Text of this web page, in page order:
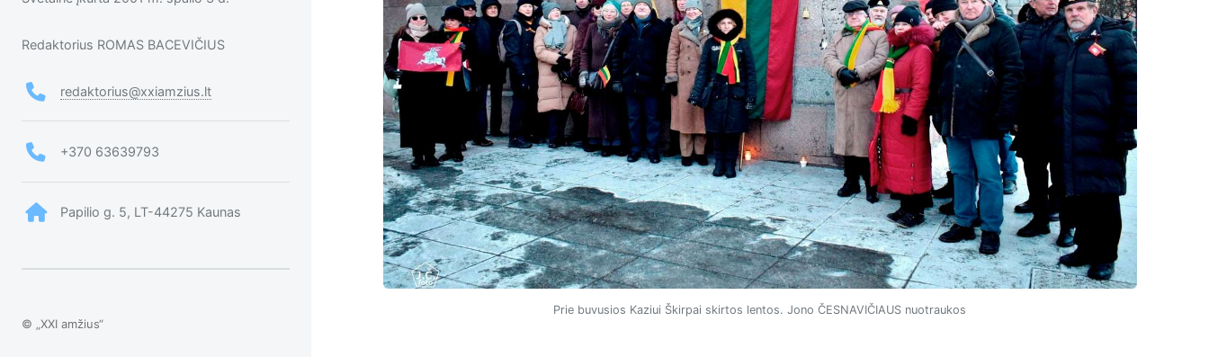
Prie buvusios Kaziui Škirpai skirtos lentos. Jono ČESNAVIČIAUS nuotraukos
Redaktorius ROMAS BACEVIČIUS
redaktorius@xxiamzius.lt
+370 63639793
Papilio g. 5, LT-44275 Kaunas
© „XXI amžius“